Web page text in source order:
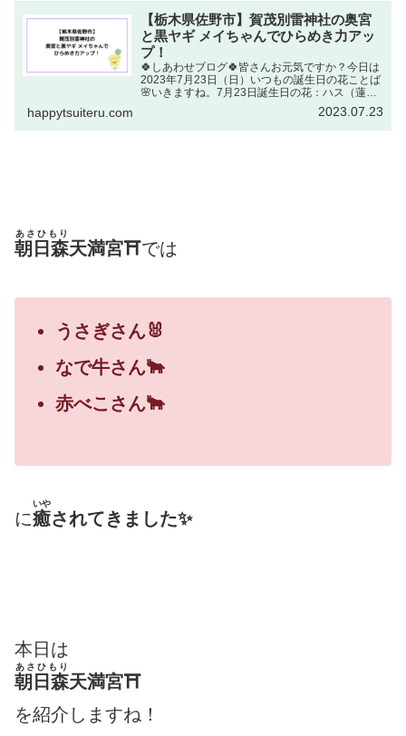
【栃木県佐野市】賀茂別雷神社の奥宮
と黒ヤギ メイちゃんでひらめき力アッ
プ！
🍀しあわせブログ🍀皆さんお元気ですか？今日は
2023年7月23日（日）いつもの誕生日の花ことば
🌸いきますね。7月23日誕生日の花：ハス（蓮・
スイレン科）花ことば：清らかな心出典元：NHK
ラジオ深夜便 誕生日の花清らかな心を持ってい
る方は・・...
happytsuiteru.com 2023.07.23
朝日森
あさひもり
天満宮⛩では
うさぎさん🐰
なで牛さん🐂
赤べこさん🐂
に癒
いや
されてきました✨
本日は
朝日森
あさひもり
天満宮⛩
を紹介しますね！